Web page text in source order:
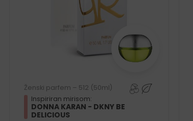
Ženski parfem – 512 (50ml)
Inspiriran mirisom:
DONNA KARAN - DKNY BE
DELICIOUS